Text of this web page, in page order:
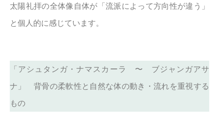
太陽礼拝の全体像自体が「流派によって方向性が違う」
と個人的に感じています。
「アシュタンガ・ナマスカーラ 〜 ブジャンガアサ
ナ」 背骨の柔軟性と自然な体の動き・流れを重視する
もの